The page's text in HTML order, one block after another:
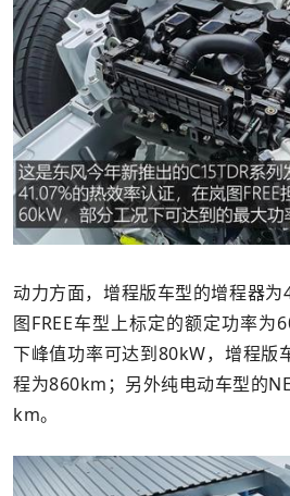
动力方面，增程版车型的增程器
图FREE车型上标定的额定功率为
下峰值功率可达到80kW，增程版
程为860km；另外纯电动车型的
km。